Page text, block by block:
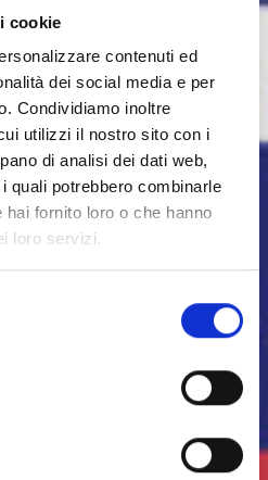
cookie
contenuti ed
dei social media e per
Condividiamo inoltre
utilizzi il nostro sito con i
di analisi dei dati web,
quali potrebbero combinarle
fornito loro o che hanno
loro servizi.